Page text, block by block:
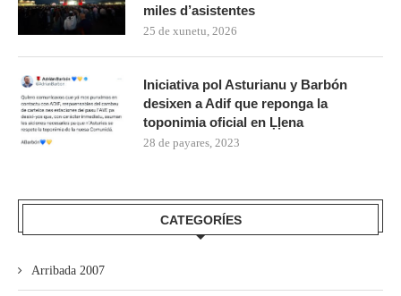
miles d’asistentes
25 de xunetu, 2026
Iniciativa pol Asturianu y Barbón
desixen a Adif que reponga la
toponimia oficial en Ḷḷena
28 de payares, 2023
CATEGORÍES
Arribada 2007